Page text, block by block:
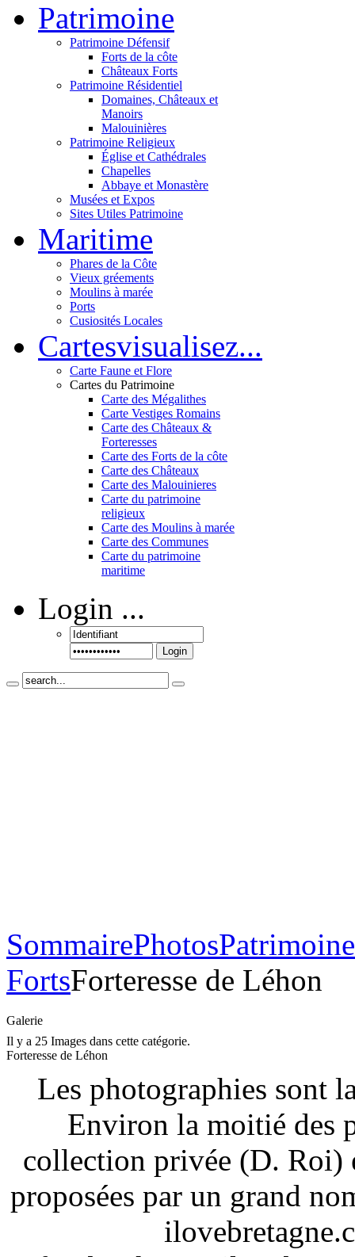
Patrimoine
Patrimoine Défensif
Forts de la côte
Châteaux Forts
Patrimoine Résidentiel
Domaines, Châteaux et
Manoirs
Malouinières
Patrimoine Religieux
Église et Cathédrales
Chapelles
Abbaye et Monastère
Musées et Expos
Sites Utiles Patrimoine
Maritime
Phares de la Côte
Vieux gréements
Moulins à marée
Ports
Cusiosités Locales
Cartesvisualisez...
Carte Faune et Flore
Cartes du Patrimoine
Carte des Mégalithes
Carte Vestiges Romains
Carte des Châteaux &
Forteresses
Carte des Forts de la côte
Carte des Châteaux
Carte des Malouinieres
Carte du patrimoine
religieux
Carte des Moulins à marée
Carte des Communes
Carte du patrimoine
maritime
Login ...
Login
SommairePhotos
FortsForteresse de Léhon
Galerie
Il y a 25 Images dans cette catégorie.
Forteresse de Léhon
Les photographies sont
Environ la moitié des
collection privée (D. Roi)
proposées par un grand